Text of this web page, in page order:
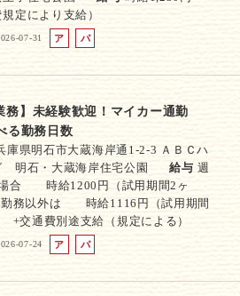
定により支給）
07-31
ア
バ
ト
パ
ト
務】未経験歓迎！マイカー通勤
る勤務日数
庫県明石市大蔵海岸通1-2-3 ＡＢＣハ
明石・大蔵海岸住宅公園
給与 週
合 時給1200円（試用期間2ヶ
勤務以外は 時給1116円（試用期間
交通費別途支給（規定による）
07-24
ア
バ
パ
ト